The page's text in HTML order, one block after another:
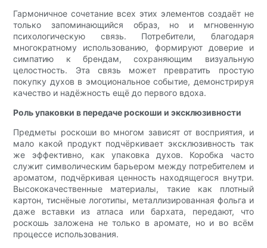
Гармоничное сочетание всех этих элементов создаёт не
только запоминающийся образ, но и мгновенную
психологическую связь. Потребители, благодаря
многократному использованию, формируют доверие и
симпатию к брендам, сохраняющим визуальную
целостность. Эта связь может превратить простую
покупку духов в эмоциональное событие, демонстрируя
качество и надёжность ещё до первого вдоха.
Роль упаковки в передаче роскоши и эксклюзивности
Предметы роскоши во многом зависят от восприятия, и
мало какой продукт подчёркивает эксклюзивность так
же эффективно, как упаковка духов. Коробка часто
служит символическим барьером между потребителем и
ароматом, подчёркивая ценность находящегося внутри.
Высококачественные материалы, такие как плотный
картон, тиснёные логотипы, металлизированная фольга и
даже вставки из атласа или бархата, передают, что
роскошь заложена не только в аромате, но и во всём
процессе использования.